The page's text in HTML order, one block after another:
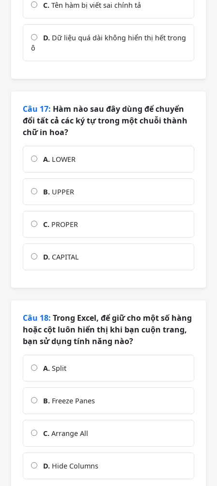
C. Tên hàm bị viết sai chính tả
D. Dữ liệu quá dài không hiển thị hết trong
ô
Câu 17: Hàm nào sau đây dùng để chuyển
đổi tất cả các ký tự trong một chuỗi thành
chữ in hoa?
A. LOWER
B. UPPER
C. PROPER
D. CAPITAL
Câu 18: Trong Excel, để giữ cho một số hàng
hoặc cột luôn hiển thị khi bạn cuộn trang,
bạn sử dụng tính năng nào?
A. Split
B. Freeze Panes
C. Arrange All
D. Hide Columns